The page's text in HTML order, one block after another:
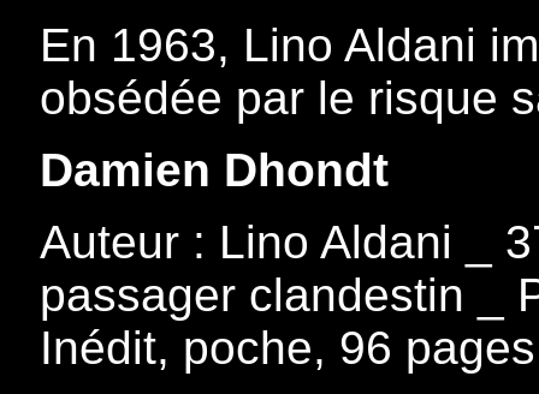
En 1963, Lino Aldani
obsédée par le risque
Damien Dhondt
Auteur : Lino Aldani _
passager clandestin _
Inédit, poche, 96